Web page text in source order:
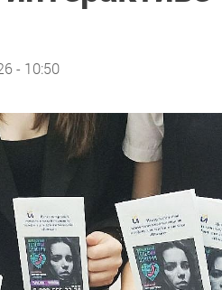
- 10:50